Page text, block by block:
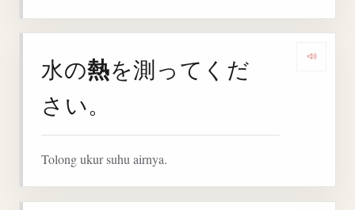
水の熱を測ってくだ
さい。
Tolong ukur suhu airnya.